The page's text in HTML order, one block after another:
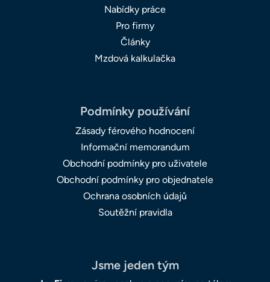
Nabídky práce
Pro firmy
Články
Mzdová kalkulačka
Podmínky používání
Zásady férového hodnocení
Informační memorandum
Obchodní podmínky pro uživatele
Obchodní podmínky pro objednatele
Ochrana osobních údajů
Soutěžní pravidla
Jsme jeden tým